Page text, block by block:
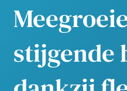
stijgende